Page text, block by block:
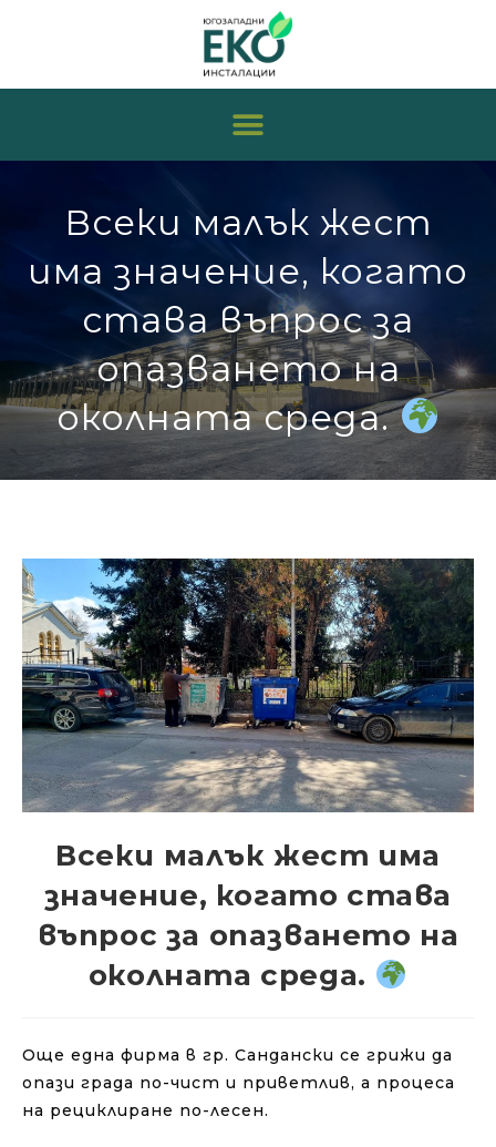
Всеки малък жест
има значение, когато
става въпрос за
опазването на
околната среда.
Всеки малък жест има
значение, когато става
въпрос за опазването на
околната среда.
Още една фирма в гр. Сандански се грижи да
опази града по-чист и приветлив, а процеса
на рециклиране по-лесен.